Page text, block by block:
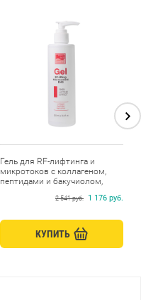
Гель для RF-лифтинга и
микротоков с коллагеном,
пептидами и бакучиолом,
2 541 руб. 1 176 руб.
КУПИТЬ